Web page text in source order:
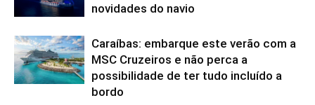
novidades do navio
Caraíbas: embarque este verão com a
MSC Cruzeiros e não perca a
possibilidade de ter tudo incluído a
bordo